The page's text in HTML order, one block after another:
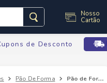
Nosso
Cartão
de Desconto
Pão De Forma Pão de Forma Tradicional Visconti 400g